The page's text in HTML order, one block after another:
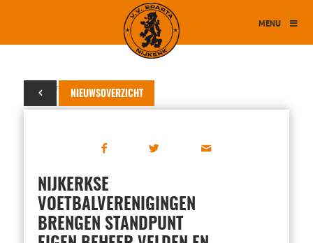
MENU
NIEUWSOVERZICHT
07 maart 2018
NIJKERKSE
VOETBALVERENIGINGEN
BRENGEN STANDPUNT